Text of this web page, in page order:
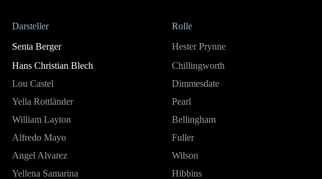
Darsteller
Rolle
Senta Berger
Hester Prynne
Hans Christian Blech
Chillingworth
Lou Castel
Dimmesdate
Yella Rottländer
Pearl
William Layton
Bellingham
Alfredo Mayo
Fuller
Angel Alvarez
Wilson
Yellena Samarina
Hibbins